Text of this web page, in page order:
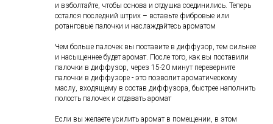
и взболтайте, чтобы основа и отдушка соединились. Теперь
остался последний штрих – вставьте фибровые или
ротанговые палочки и наслаждайтесь ароматом
Чем больше палочек вы поставите в диффузор, тем сильнее
и насыщеннее будет аромат. После того, как вы поставили
палочки в диффузор, через 15-20 минут переверните
палочки в диффузоре - это позволит ароматическому
маслу, входящему в состав диффузора, быстрее наполнить
полость палочек и отдавать аромат
Если вы желаете усилить аромат в помещении, в этом